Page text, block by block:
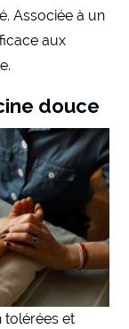
Associée à un
aux
douce
tolérées et